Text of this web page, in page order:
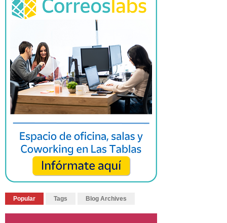
Popular Tags Blog Archives